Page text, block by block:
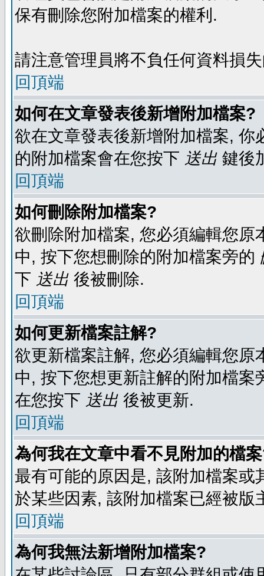
保有刪除您附加檔案的權利.
請注意管理員將不負任何資料損
回頂端
如何在文章發表後新增附加檔案?
欲在文章發表後新增附加檔案,
的附加檔案會在您按下 送出 鍵後
回頂端
如何刪除附加檔案?
欲刪除附加檔案, 您必須編輯您
中, 按下您想刪除的附加檔案旁的
下 送出 後被刪除.
回頂端
如何更新檔案註解?
欲更新檔案註解, 您必須編輯您
中, 按下您想更新註解的附加檔案
在您按下 送出 後被更新.
回頂端
為何我在文章中看不見附加的檔
最有可能的原因是, 該附加檔案
於某些因素, 該附加檔案已經被版
回頂端
為何我無法新增附加檔案?